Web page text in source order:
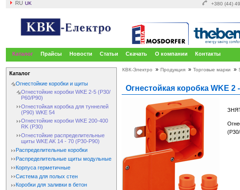
RU UK +380 (44)
Каталог Прайсы Новости Статьи Скачать О компании Контакты
Каталог
Огнестойкие коробки и щиты
Огнестойкие коробки WKE 2-5 (Р30/
Р60/Р90)
Огнестойкая коробка для туннелей
(Р90) WKE 54
Огнестойкие коробки WKE 200-400
RK (Р30)
Огнестойкие распределительные
щиты WKE AK 14 - 70 (Р30-Р90)
Распределительные коробки
Распределительные щиты модульные
Корпуса герметичные
Система для полых стен
Коробки для заливки в бетон
КВК-Электро » Продукция » Торговые марки »
Огнестойкая коробка WKE 2